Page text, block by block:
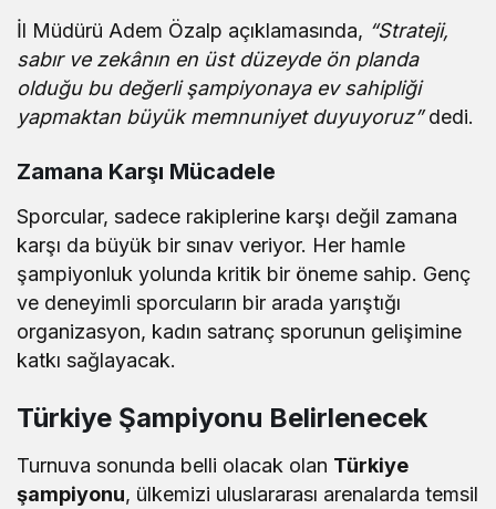
İl Müdürü Adem Özalp açıklamasında, “Strateji,
sabır ve zekânın en üst düzeyde ön planda
olduğu bu değerli şampiyonaya ev sahipliği
yapmaktan büyük memnuniyet duyuyoruz”dedi.
Zamana Karşı Mücadele
Sporcular, sadece rakiplerine karşı değil zamana
karşı da büyük bir sınav veriyor. Her hamle
şampiyonluk yolunda kritik bir öneme sahip. Genç
ve deneyimli sporcuların bir arada yarıştığı
organizasyon, kadın satranç sporunun gelişimine
katkı sağlayacak.
Türkiye Şampiyonu Belirlenecek
Turnuva sonunda belli olacak olan Türkiye
şampiyonu, ülkemizi uluslararası arenalarda temsil